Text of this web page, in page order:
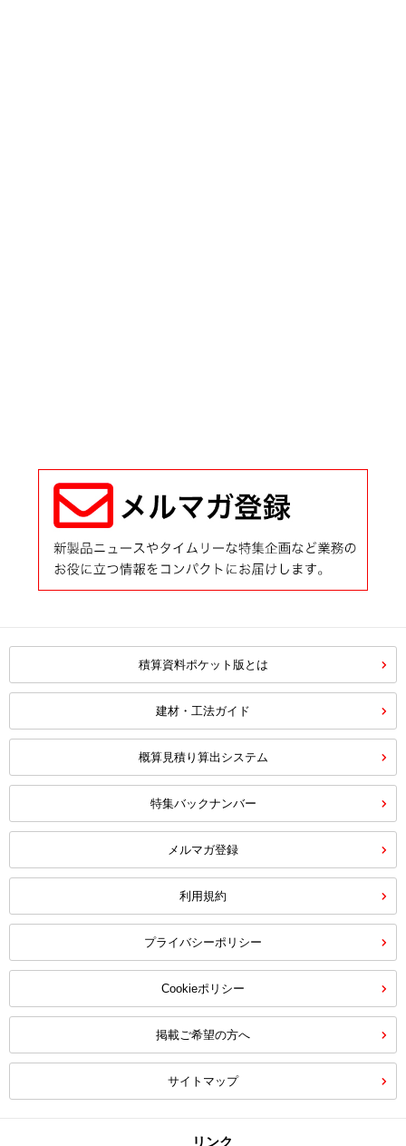
積算資料ポケット版とは
建材・工法ガイド
概算見積り算出システム
特集バックナンバー
メルマガ登録
利用規約
プライバシーポリシー
Cookieポリシー
掲載ご希望の方へ
サイトマップ
リンク